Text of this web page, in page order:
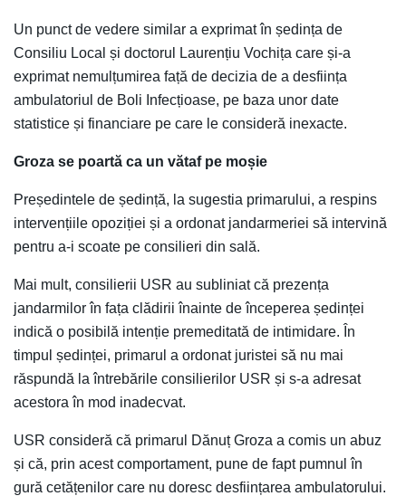
Un punct de vedere similar a exprimat în ședința de
Consiliu Local și doctorul Laurențiu Vochița care și-a
exprimat nemulțumirea față de decizia de a desființa
ambulatoriul de Boli Infecțioase, pe baza unor date
statistice și financiare pe care le consideră inexacte.
Groza se poartă ca un vătaf pe moșie
Președintele de ședință, la sugestia primarului, a respins
intervențiile opoziției și a ordonat jandarmeriei să intervină
pentru a-i scoate pe consilieri din sală.
Mai mult, consilierii USR au subliniat că prezența
jandarmilor în fața clădirii înainte de începerea ședinței
indică o posibilă intenție premeditată de intimidare. În
timpul ședinței, primarul a ordonat juristei să nu mai
răspundă la întrebările consilierilor USR și s-a adresat
acestora în mod inadecvat.
USR consideră că primarul Dănuț Groza a comis un abuz
și că, prin acest comportament, pune de fapt pumnul în
gură cetățenilor care nu doresc desființarea ambulatorului.